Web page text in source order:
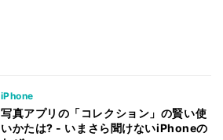
iPhone
写真アプリの「コレクション」の賢い使
いかたは? - いまさら聞けないiPhoneの